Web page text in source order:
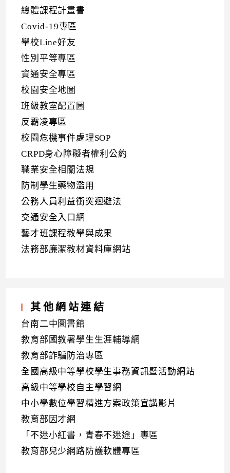
總體課程計畫書
Covid-19專區
學校Line好友
性別平等專區
資通安全專區
校園安全地圖
班級教室配置圖
反霸凌專區
校園危機事件處理SOP
CRPD身心障礙者權利公約
職業安全相關法規
防制學生藥物濫用
公務人員利益衝突迴避法
交通安全入口網
藝才班課程教學與成果
法務部廉潔教材資料庫網站
其他網站連結
台南二中圖書館
教育部國教署學生生涯輔導網
教育部詐騙防治專區
全國高級中等學校學生事務資訊暨活動網站
高級中等學校自主學習網
中小學數位學習精進方案政策宣講影片
教育部因才網
「不迷小紅書，青春不迷途」專區
教育部兒少網路防護軟體專區